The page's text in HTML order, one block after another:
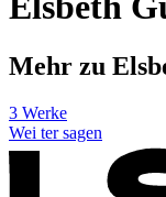
Mehr zu
3 Werke
Wei ter sagen